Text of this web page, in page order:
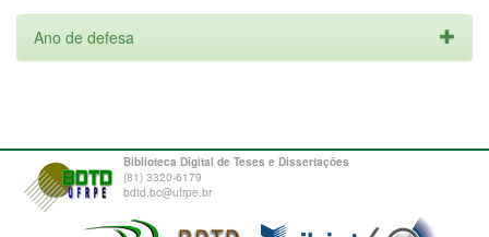
Ano de defesa
Biblioteca Digital de Teses e Dissertações
(81) 3320-6179
bdtd.bc@ufrpe.br